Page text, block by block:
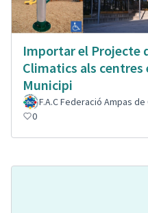
Importar el Projecte
Climatics als
Municipi
F.A.C Federació Ampas
0